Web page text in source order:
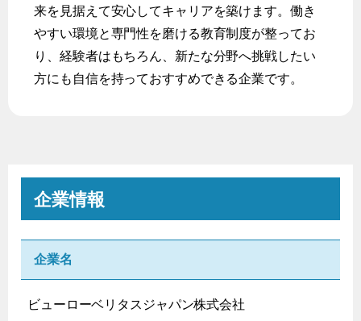
来を見据えて安心してキャリアを築けます。働き
やすい環境と専門性を磨ける教育制度が整ってお
り、経験者はもちろん、新たな分野へ挑戦したい
方にも自信を持っておすすめできる企業です。
企業情報
企業名
ビューローベリタスジャパン株式会社